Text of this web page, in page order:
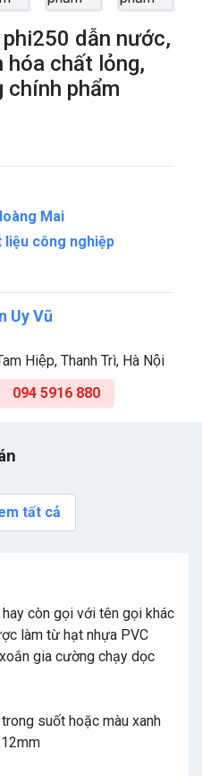
dẫn nước,
hóa chất lỏng,
chính phẩm
Mai
liệu công nghiệp
Uy Vũ
Hiệp, Thanh Trì, Hà Nội
094 5916 880
tất cả
còn gọi với tên gọi khác
làm từ hạt nhựa PVC
gia cường chạy dọc
suốt hoặc màu xanh